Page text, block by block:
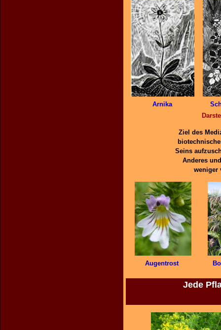
Arnika
Ziel des
Seins
Anderes
weniger
Augentrost
Jede